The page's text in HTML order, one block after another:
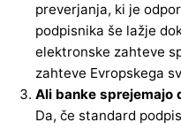
preverjanja, ki je
podpisnika še lažje
elektronske zahteve
zahteve Evropskega
Ali banke sprejemajo
Da, če standard